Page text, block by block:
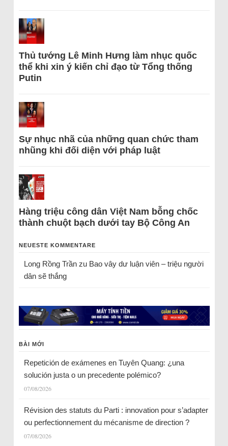
Thủ tướng Lê Minh Hưng làm nhục quốc
thể khi xin ý kiến chỉ đạo từ Tổng thống
Putin
Sự nhục nhã của những quan chức tham
nhũng khi đối diện với pháp luật
Hàng triệu công dân Việt Nam bỗng chốc
thành chuột bạch dưới tay Bộ Công An
NEUESTE KOMMENTARE
Long Rồng Trầnzu Bao vây dư luận viên – triệu người
dân sẽ thắng
BÀI MỚI
Repetición de exámenes en Tuyên Quang: ¿una
solución justa o un precedente polémico?
07/08/2026
Révision des statuts du Parti : innovation pour s’adapter
ou perfectionnement du mécanisme de direction ?
07/08/2026